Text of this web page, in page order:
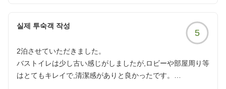
실제 투숙객 작성
5
2泊させていただきました。
バストイレは少し古い感じがしましたが,ロビーや部屋周り等
はとてもキレイで,清潔感がありと良かったです。